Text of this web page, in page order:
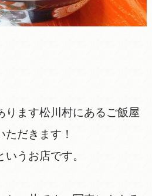
ります松川村にあるご飯屋
だきます！
うお店です。